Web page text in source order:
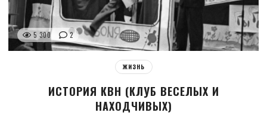
5 300 2
ЖИЗНЬ
ИСТОРИЯ КВН (КЛУБ ВЕСЕЛЫХ И
НАХОДЧИВЫХ)